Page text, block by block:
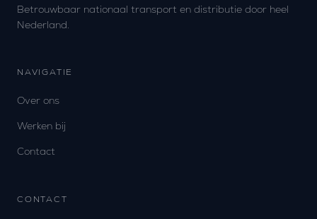
Betrouwbaar nationaal transport en distributie door heel
Nederland.
NAVIGATIE
Over ons
Werken bij
Contact
CONTACT